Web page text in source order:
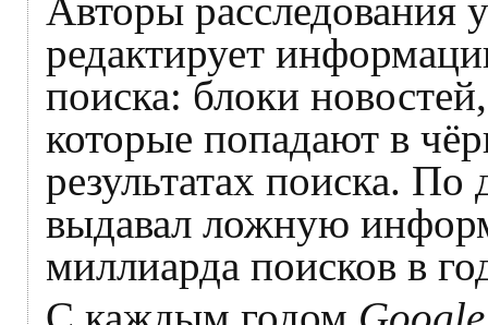
Авторы расследования
редактирует
поиска: блоки
которые попадают в
результатах поиска.
выдавал ложную
миллиарда поисков в